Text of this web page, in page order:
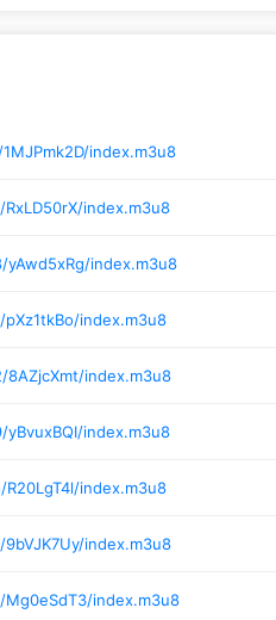
index.m3u8
index.m3u8
index.m3u8
index.m3u8
index.m3u8
index.m3u8
index.m3u8
index.m3u8
index.m3u8